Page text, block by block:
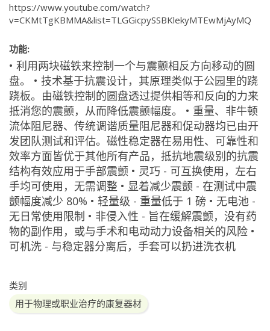
https://www.youtube.com/watch?
v=CKMtTgKBMMA&list=TLGGicpySSBKlekyMTEwMjAyMQ
功能:
• 利用两块磁铁来控制一个与震颤相反方向移动的圆
盘。 • 技术基于抗震设计，其原理类似于公园里的跷
跷板。由磁铁控制的圆盘透过提供相等和反向的力来
抵消您的震颤，从而降低震颤幅度。 • 重量、非牛顿
流体阻尼器、传统调谐质量阻尼器和促动器均已由开
发团队测试和评估。磁性稳定器在易用性、可靠性和
效率方面皆优于其他所有产品，抵抗地震级别的抗震
结构有效应用于手部震颤 • 灵巧 - 可互换使用，左右
手均可使用，无需调整 • 显着减少震颤 - 在测试中震
颤幅度减少 80% • 轻量级 - 重量低于 1 磅 • 无电池 -
无日常使用限制 • 非侵入性 - 旨在缓解震颤，没有药
物的副作用，或与手术和电动动力设备相关的风险 •
可机洗 - 与稳定器分离后，手套可以扔进洗衣机
类别
用于物理或职业治疗的康复器材